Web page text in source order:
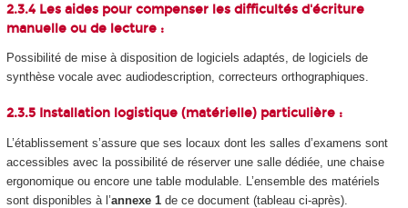
2.3.4 Les aides pour compenser les difficultés d'écriture
manuelle ou de lecture :
Possibilité de mise à disposition de logiciels adaptés, de logiciels de
synthèse vocale avec audiodescription, correcteurs orthographiques.
2.3.5 Installation logistique (matérielle) particulière :
L’établissement s’assure que ses locaux dont les salles d’examens sont
accessibles avec la possibilité de réserver une salle dédiée, une chaise
ergonomique ou encore une table modulable. L’ensemble des matériels
sont disponibles à l’annexe 1de ce document (tableau ci-après).